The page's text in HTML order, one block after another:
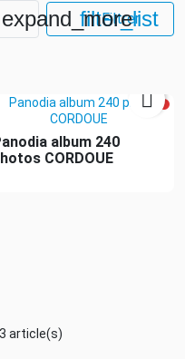
expand_more
filter_list
Filtrer

album 240
CORDOUE
article(s)